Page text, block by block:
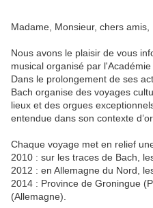
Madame, Monsieur, chers amis,
Nous avons le plaisir de vous
musical organisé par l'Académie
Dans le prolongement de ses
Bach organise des voyages
lieux et des orgues
entendue dans son contexte
Chaque voyage met en relief
2010 : sur les traces de Bach,
2012 : en Allemagne du Nord,
2014 : Province de Groningue
(Allemagne).